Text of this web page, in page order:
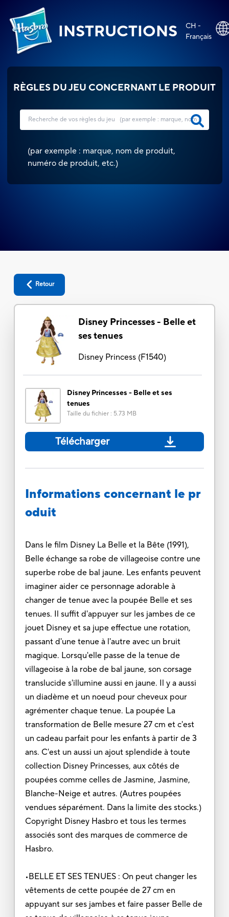
INSTRUCTIONS
CH -
Français
RÈGLES DU JEU CONCERNANT LE PRODUIT
(par exemple : marque, nom de produit,
numéro de produit, etc.)
Retour
Disney Princesses - Belle et
ses tenues
Disney Princess(F1540)
Disney Princesses - Belle et ses
tenues
Taille du fichier: 5.73 MB
Télécharger
Informations concernant le pr
oduit
Dans le film Disney La Belle et la Bête (1991),
Belle échange sa robe de villageoise contre une
superbe robe de bal jaune. Les enfants peuvent
imaginer aider ce personnage adorable à
changer de tenue avec la poupée Belle et ses
tenues. Il suffit d'appuyer sur les jambes de ce
jouet Disney et sa jupe effectue une rotation,
passant d'une tenue à l'autre avec un bruit
magique. Lorsqu'elle passe de la tenue de
villageoise à la robe de bal jaune, son corsage
translucide s'illumine aussi en jaune. Il y a aussi
un diadème et un noeud pour cheveux pour
agrémenter chaque tenue. La poupée La
transformation de Belle mesure 27 cm et c'est
un cadeau parfait pour les enfants à partir de 3
ans. C'est un aussi un ajout splendide à toute
collection Disney Princesses, aux côtés de
poupées comme celles de Jasmine, Jasmine,
Blanche-Neige et autres. (Autres poupées
vendues séparément. Dans la limite des stocks.)
Copyright Disney Hasbro et tous les termes
associés sont des marques de commerce de
Hasbro.
•BELLE ET SES TENUES : On peut changer les
vêtements de cette poupée de 27 cm en
appuyant sur ses jambes et faire passer Belle de